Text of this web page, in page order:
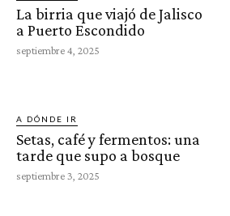
La birria que viajó de Jalisco
a Puerto Escondido
septiembre 4, 2025
A DÓNDE IR
Setas, café y fermentos: una
tarde que supo a bosque
septiembre 3, 2025